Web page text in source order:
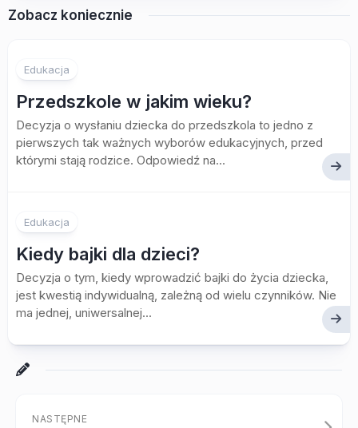
Zobacz koniecznie
Edukacja
Przedszkole w jakim wieku?
Decyzja o wysłaniu dziecka do przedszkola to jedno z
pierwszych tak ważnych wyborów edukacyjnych, przed
którymi stają rodzice. Odpowiedź na...
Edukacja
Kiedy bajki dla dzieci?
Decyzja o tym, kiedy wprowadzić bajki do życia dziecka,
jest kwestią indywidualną, zależną od wielu czynników. Nie
ma jednej, uniwersalnej...
NASTĘPNE